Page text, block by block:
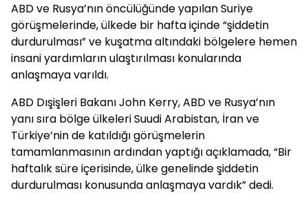
ABD ve Rusya’nın öncülüğünde yapılan Suriye
görüşmelerinde, ülkede bir hafta içinde “şiddetin
durdurulması” ve kuşatma altındaki bölgelere hemen
insani yardımların ulaştırılması konularında
anlaşmaya varıldı.
ABD Dışişleri Bakanı John Kerry, ABD ve Rusya’nın
yanı sıra bölge ülkeleri Suudi Arabistan, İran ve
Türkiye’nin de katıldığı görüşmelerin
tamamlanmasının ardından yaptığı açıklamada, “Bir
haftalık süre içerisinde, ülke genelinde şiddetin
durdurulması konusunda anlaşmaya vardık” dedi.